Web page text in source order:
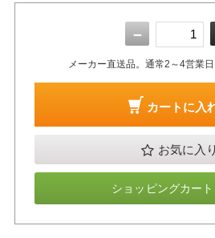
－
メーカー直送品。通常2～4営業
カートに入
お気に入り
ショッピングカー